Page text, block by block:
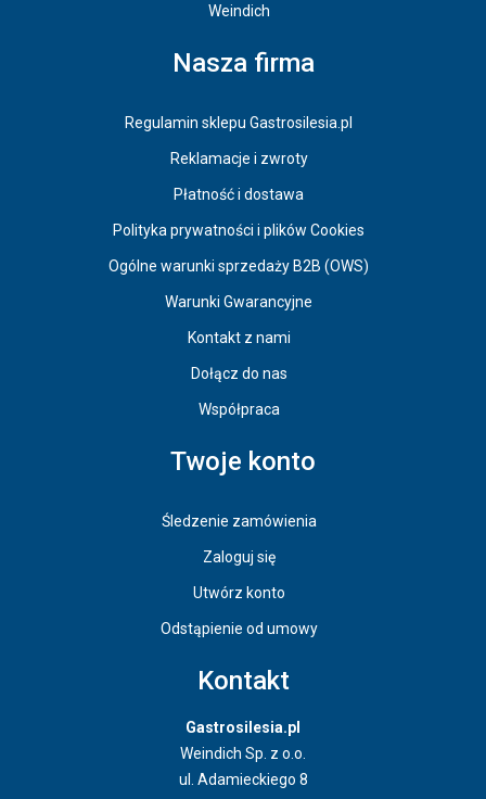
Weindich
Nasza firma
Regulamin sklepu Gastrosilesia.pl
Reklamacje i zwroty
Płatność i dostawa
Polityka prywatności i plików Cookies
Ogólne warunki sprzedaży B2B (OWS)
Warunki Gwarancyjne
Kontakt z nami
Dołącz do nas
Współpraca
Twoje konto
Śledzenie zamówienia
Zaloguj się
Utwórz konto
Odstąpienie od umowy
Kontakt
Gastrosilesia.pl
Weindich Sp. z o.o.
ul. Adamieckiego 8